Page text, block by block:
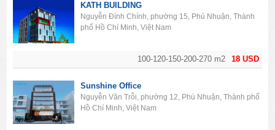
18 USD
100-120-150-200-270 m2
KATH BUILDING
Nguyễn Đình Chính, phường 15, Phú Nhuận, Thành
phố Hồ Chí Minh, Việt Nam
Sunshine Office
Nguyễn Văn Trỗi, phường 12, Phú Nhuận, Thành phố
Hồ Chí Minh, Việt Nam